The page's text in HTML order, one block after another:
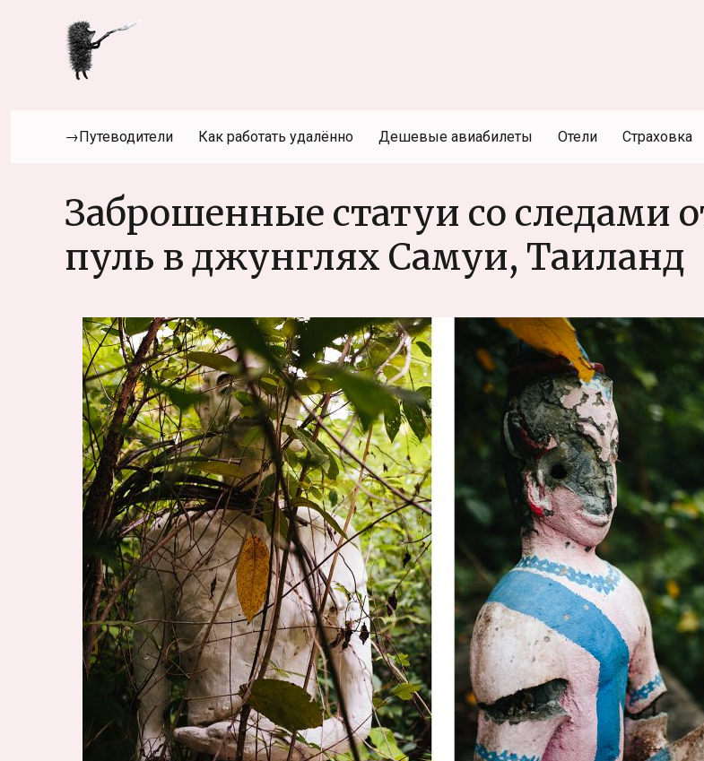
→Путеводители Как работать удалённо Дешевые авиабилеты Отели Страховка
Заброшенные статуи со следами
пуль в джунглях Самуи, Таиланд